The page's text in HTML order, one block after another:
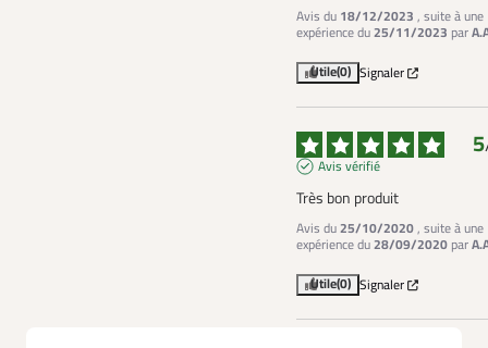
Avis du 18/12/2023 , suite à une
expérience du25/11/2023 par
Utile(0) Signaler
5
Avis vérifié
Très bon produit
Avis du25/10/2020, suite à une
expérience du28/09/2020 par
Utile(0) Signaler